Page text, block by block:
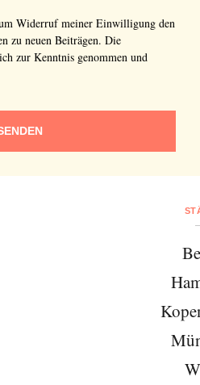
Widerruf meiner Einwilligung den
zu neuen Beiträgen. Die
zur Kenntnis genommen und